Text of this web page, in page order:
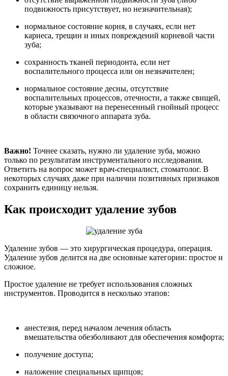
подвижность присутствует, но незначительная);
нормальное состояние корня, в случаях, если нет
кариеса, трещин и иных повреждений корневой части
зуба;
сохранность тканей периодонта, если нет
воспалительного процесса или он незначителен;
нормальное состояние десны, отсутствие
воспалительных процессов, отечности, а также свищей,
которые указывают на перенесенный гнойный процесс
в области связочного аппарата зуба.
Важно! Точнее сказать, нужно ли удаление зуба, можно
только по результатам инструментального исследования.
Ответить на вопрос может врач-специалист, стоматолог. В
некоторых случаях даже при наличии позитивных признаков
сохранить единицу нельзя.
Как происходит удаление зубов
Удаление зубов — это хирургическая процедура, операция.
Удаление зубов делится на две основные категории: простое и
сложное.
Простое удаление не требует использования сложных
инструментов. Проводится в несколько этапов:
анестезия, перед началом лечения область
вмешательства обезболивают для обеспечения комфорта;
получение доступа;
наложение специальных щипцов;